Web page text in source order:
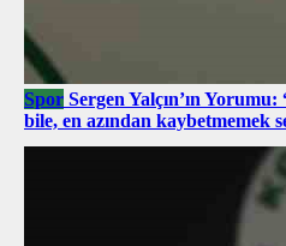
Spor Sergen Yalçın’ın
bile, en azından kaybetmemek